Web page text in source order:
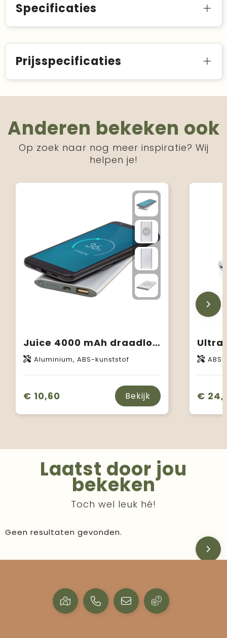
Specificaties
Prijsspecificaties
Anderen bekeken ook
Op zoek naar nog meer inspiratie? Wij
helpen je!
Juice 4000 mAh draadloze powerbank
Aluminium, ABS-kunststof
€ 10,60 Bekijk
ABS
€
Laatst door jou
bekeken
Toch wel leuk hé!
Geen resultaten gevonden.